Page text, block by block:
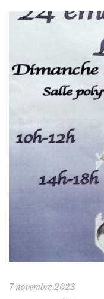
histoire du
l’épopée des petites
7 novembre 2023